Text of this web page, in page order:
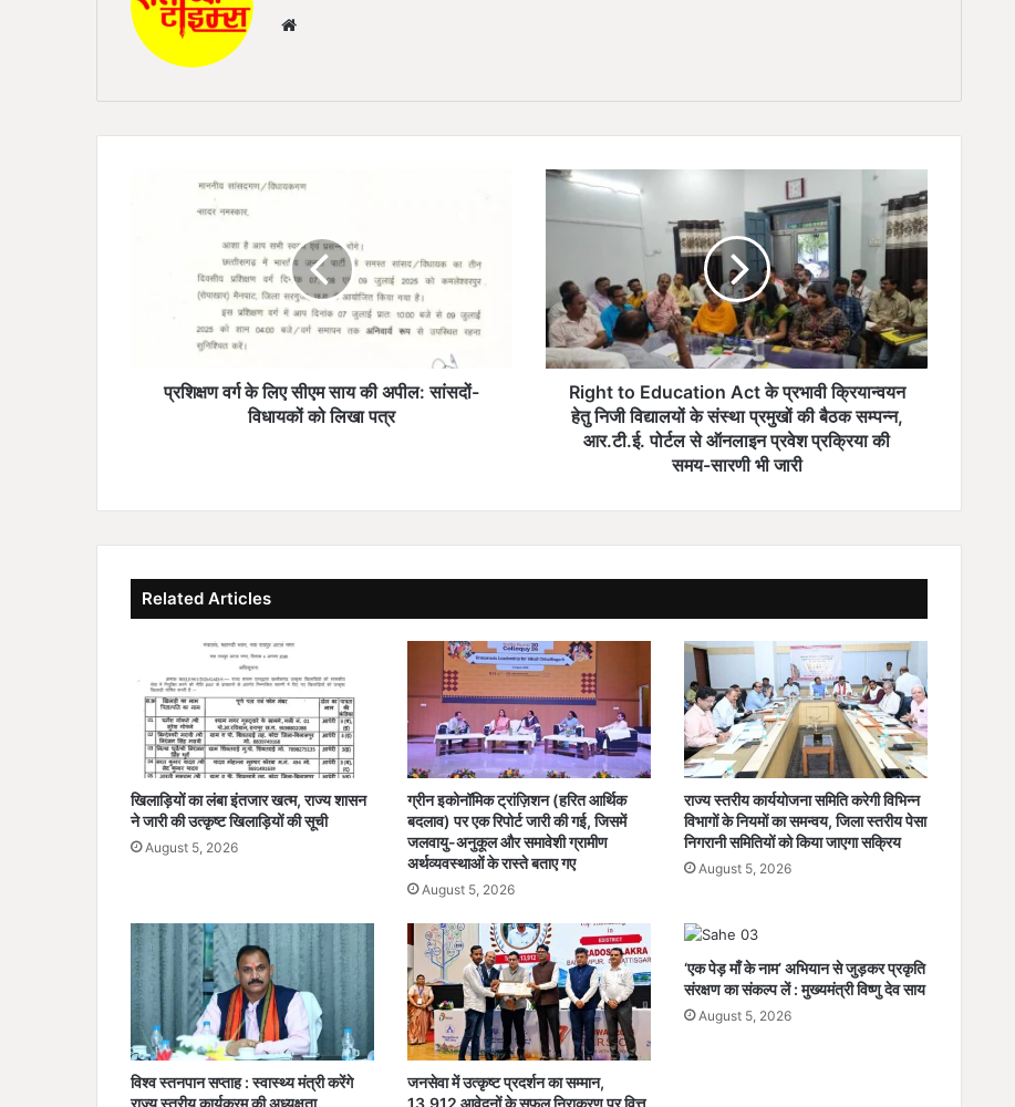
की
ल
सां
को
लि
खा
प्रशिक्षण वर्ग के लिए सीएम साय की अपील: सांसदों-
विधायकों को लिखा पत्र
R
g
t
o
E
d
o
c
के
प्र
भा
वी
क्रि
या
न्व
न
हे
तु
वि
द्या
ल
यों
के
सं
स्था
प्र
Right to Education Act के प्रभावी क्रियान्वयन
हेतु निजी विद्यालयों के संस्था प्रमुखों की बैठक सम्पन्न,
आर.टी.ई. पोर्टल से ऑनलाइन प्रवेश प्रक्रिया की
समय-सारणी भी जारी
Related Articles
खिलाड़ियों का लंबा इंतजार खत्म, राज्य शासन
ने जारी की उत्कृष्ट खिलाड़ियों की सूची
August 5, 2026
ग्रीन इकोनॉमिक ट्रांज़िशन (हरित आर्थिक
बदलाव) पर एक रिपोर्ट जारी की गई, जिसमें
जलवायु-अनुकूल और समावेशी ग्रामीण
अर्थव्यवस्थाओं के रास्ते बताए गए
August 5, 2026
राज्य स्तरीय कार्ययोजना समिति करेगी विभिन्न
विभागों के नियमों का समन्वय, जिला स्तरीय पेसा
निगरानी समितियों को किया जाएगा सक्रिय
August 5, 2026
विश्व स्तनपान सप्ताह : स्वास्थ्य मंत्री करेंगे
जनसेवा में उत्कृष्ट प्रदर्शन का सम्मान,
‘एक पेड़ माँ के नाम’ अभियान से जुड़कर प्रकृति
संरक्षण का संकल्प लें : मुख्यमंत्री विष्णु देव साय
August 5, 2026